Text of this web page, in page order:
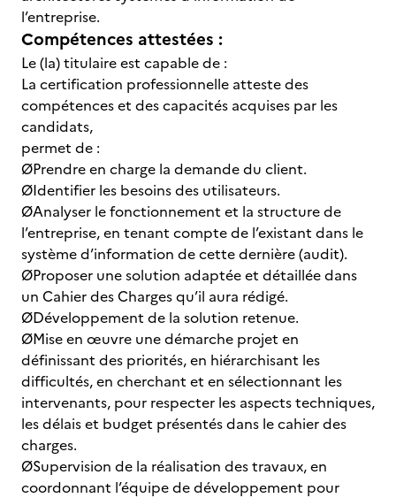
l’entreprise.
Compétences attestées :
Le (la) titulaire est capable de :
La certification professionnelle atteste des
compétences et des capacités acquises par les
candidats,
permet de :
ØPrendre en charge la demande du client.
ØIdentifier les besoins des utilisateurs.
ØAnalyser le fonctionnement et la structure de
l’entreprise, en tenant compte de l’existant dans le
système d’information de cette dernière (audit).
ØProposer une solution adaptée et détaillée dans
un Cahier des Charges qu’il aura rédigé.
ØDéveloppement de la solution retenue.
ØMise en œuvre une démarche projet en
définissant des priorités, en hiérarchisant les
difficultés, en cherchant et en sélectionnant les
intervenants, pour respecter les aspects techniques,
les délais et budget présentés dans le cahier des
charges.
ØSupervision de la réalisation des travaux, en
coordonnant l’équipe de développement pour